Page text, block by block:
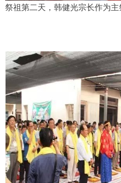
祭祖第二天，韩健光宗长作为主